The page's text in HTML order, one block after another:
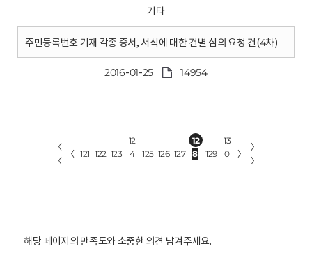
기타
주민등록번호 기재 각종 증서, 서식에 대한 건별 심의 요청 건(4차)
2016-01-25 14954
〈
〈
〈 121 122 123
12
4
125 126 127
12
8
129
13
0
〉
〉
〉
해당 페이지의 만족도와 소중한 의견 남겨주세요.